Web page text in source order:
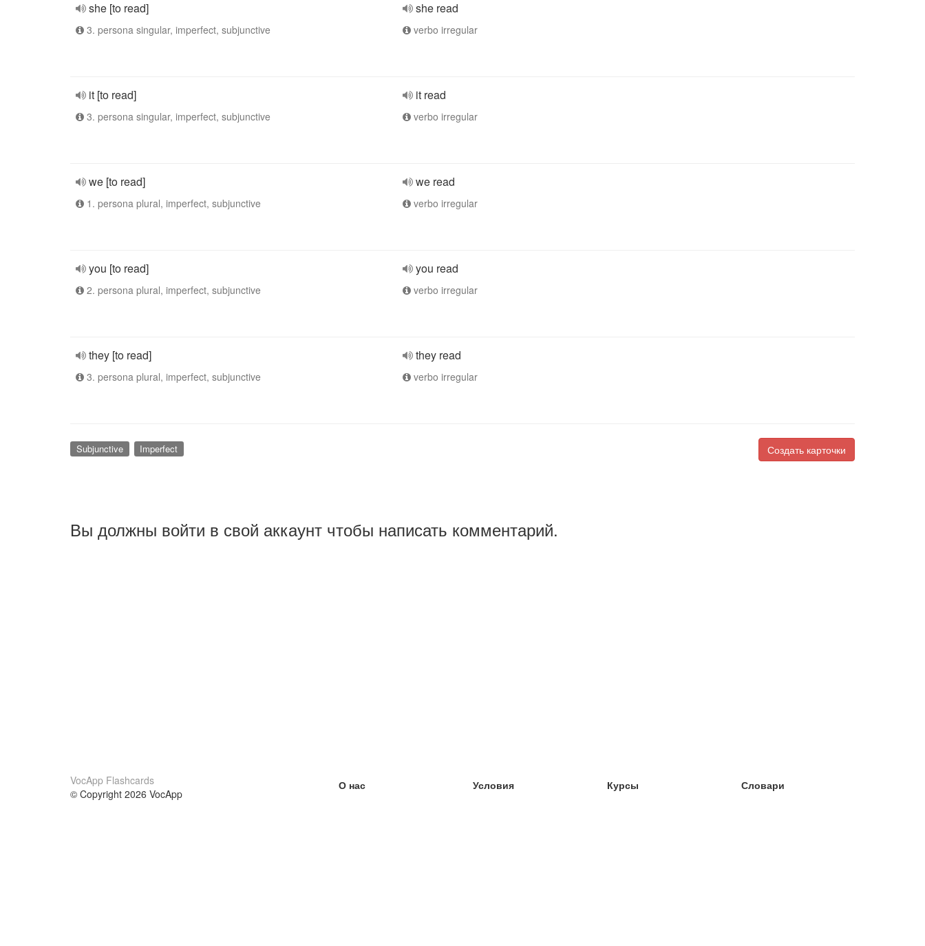
she [to read]
3. persona singular, imperfect, subjunctive
she read
verbo irregular
it [to read]
3. persona singular, imperfect, subjunctive
it read
verbo irregular
we [to read]
1. persona plural, imperfect, subjunctive
we read
verbo irregular
you [to read]
2. persona plural, imperfect, subjunctive
you read
verbo irregular
they [to read]
3. persona plural, imperfect, subjunctive
they read
verbo irregular
Создать карточки
Subjunctive Imperfect
Вы должны войти в свой аккаунт чтобы написать комментарий.
VocApp Flashcards
© Copyright 2026 VocApp
О нас
Условия
Курсы
Словари